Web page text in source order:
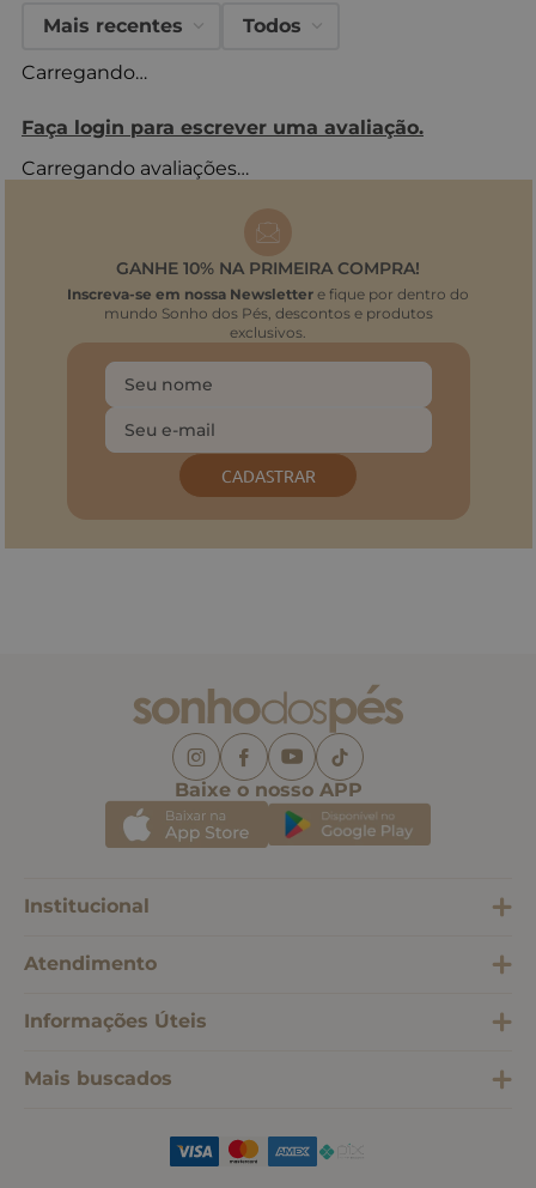
Carregando…
Faça login para escrever uma avaliação.
Mais recentes Todos
Carregando avaliações…
GANHE 10% NA PRIMEIRA COMPRA!
Inscreva-se em nossa Newsletter e fique por dentro do
mundo Sonho dos Pés, descontos e produtos
exclusivos.
CADASTRAR
Baixe o nosso APP
Institucional
Atendimento
Informações Úteis
Mais buscados